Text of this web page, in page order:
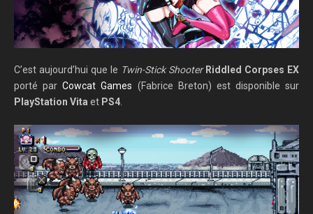
C’est aujourd’hui que le Twin-Stick Shooter Riddled Corpses EX
porté parCowcat Games (Fabrice Breton) est disponible sur
PlayStation Vita et PS4.